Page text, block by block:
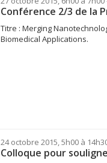
Conférence 2/3 de la
Titre : Merging
Biomedical Applications.
24 octobre 2015, 5h00 à
Colloque pour